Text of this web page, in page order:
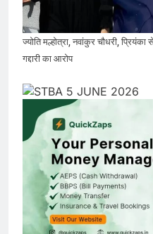
ज्योति मल्होत्रा, नवांकुर चौधरी,
गद्दारी का आरोप